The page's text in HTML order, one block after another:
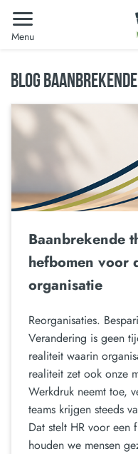
Menu
BLOG
Baanbrekende
hefbomen voor
organisatie
Reorganisaties.
Verandering is geen
realiteit waarin
realiteit zet ook onze
Werkdruk neemt toe,
teams krijgen steeds
Dat stelt HR voor een
houden we mensen